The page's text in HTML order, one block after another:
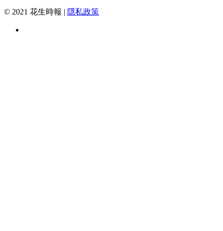
© 2021 花生時報 | 隱私政策